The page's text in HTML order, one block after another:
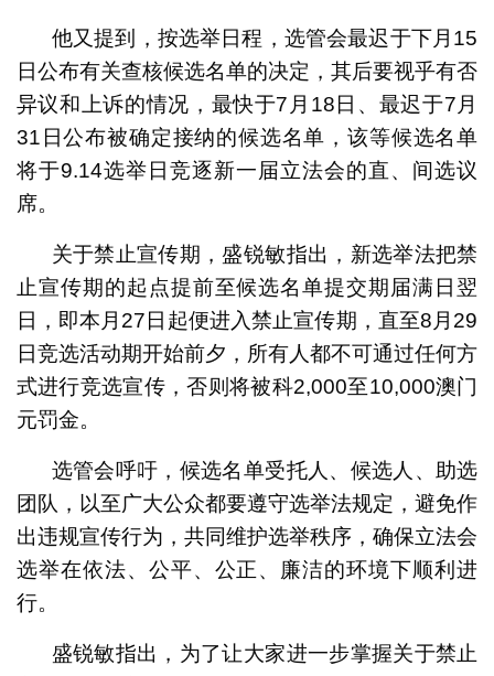
他又提到，按选举日程，选管会最迟于下月15
日公布有关查核候选名单的决定，其后要视乎有否
异议和上诉的情况，最快于7月18日、最迟于7月
31日公布被确定接纳的候选名单，该等候选名单
将于9.14选举日竞逐新一届立法会的直、间选议
席。
关于禁止宣传期，盛锐敏指出，新选举法把禁
止宣传期的起点提前至候选名单提交期届满日翌
日，即本月27日起便进入禁止宣传期，直至8月29
日竞选活动期开始前夕，所有人都不可通过任何方
式进行竞选宣传，否则将被科2,000至10,000澳门
元罚金。
选管会呼吁，候选名单受托人、候选人、助选
团队，以至广大公众都要遵守选举法规定，避免作
出违规宣传行为，共同维护选举秩序，确保立法会
选举在依法、公平、公正、廉洁的环境下顺利进
行。
盛锐敏指出，为了让大家进一步掌握关于禁止